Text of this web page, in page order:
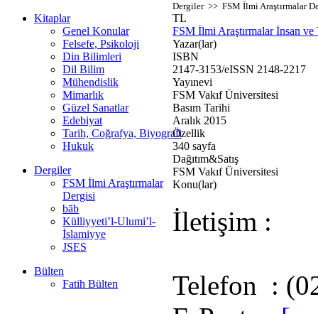
Kitaplar
Genel Konular
Felsefe, Psikoloji
Din Bilimleri
Dil Bilim
Mühendislik
Mimarlık
Güzel Sanatlar
Edebiyat
Tarih, Coğrafya, Biyografi
Hukuk
Dergiler
FSM İlmi Araştırmalar
Dergisi
bāb
Külliyyeti’l-Ulumi’l-
İslamiyye
JSES
Bülten
Fatih Bülten
Dergiler >> FSM İlmi Araştırmalar
TL
FSM İlmi Araştırmalar İnsan
Yazar(lar)
ISBN
2147-3153/eISSN 2148-2217
Yayınevi
FSM Vakıf Üniversitesi
Basım Tarihi
Aralık 2015
Özellik
340 sayfa
Dağıtım&Satış
FSM Vakıf Üniversitesi
Konu(lar)
İletişim :
Telefon :